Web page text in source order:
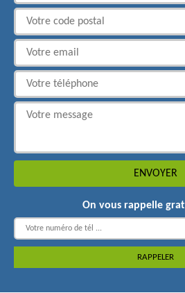
On vous rappelle